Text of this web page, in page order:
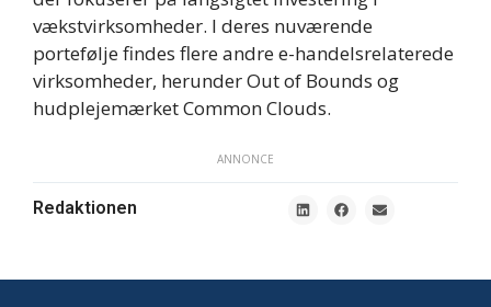
vækstvirksomheder. I deres nuværende
portefølje findes flere andre e-handelsrelaterede
virksomheder, herunder Out of Bounds og
hudplejemærket Common Clouds.
ANNONCE
Redaktionen